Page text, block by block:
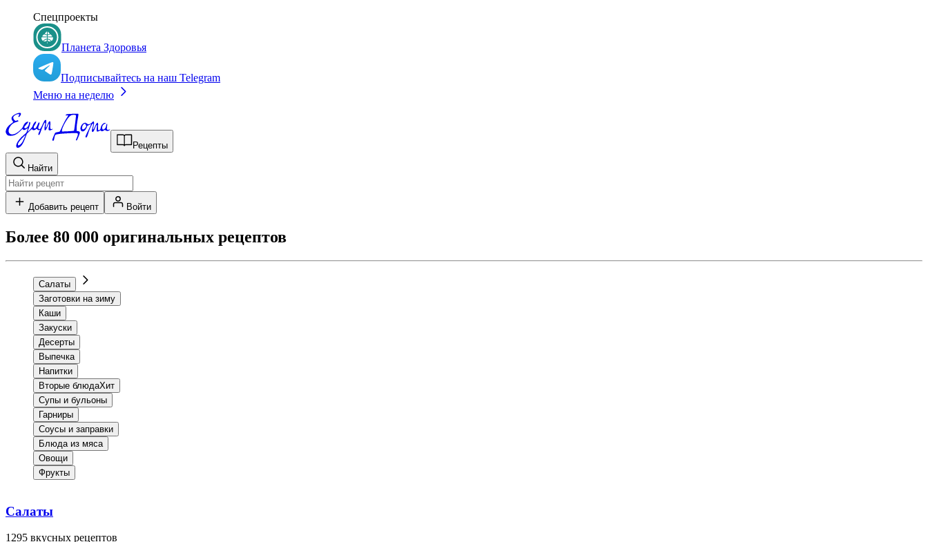
Спецпроекты
Планета Здоровья
Подписывайтесь на наш Telegram
Меню на неделю
Рецепты
Найти
Добавить рецепт Войти
Более 80 000 оригинальных рецептов
Салаты
Заготовки на зиму
Каши
Закуски
Десерты
Выпечка
Напитки
Вторые блюдаХит
Супы и бульоны
Гарниры
Соусы и заправки
Блюда из мяса
Овощи
Фрукты
Салаты
1295 вкусных рецептов